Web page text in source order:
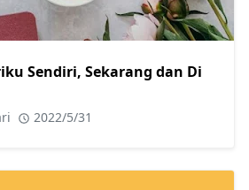
Sendiri, Sekarang dan Di
2022/5/31